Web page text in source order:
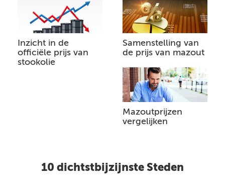
Inzicht in de
officiële prijs van
stookolie
Samenstelling van
de prijs van mazout
Mazoutprijzen
vergelijken
10 dichtstbijzijnste Steden